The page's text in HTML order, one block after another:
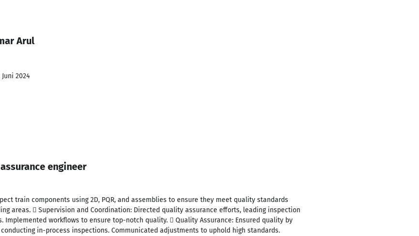
Arul
2024
engineer
train components using 2D, PQR, and assemblies to ensure they meet quality standards
areas.  Supervision and Coordination: Directed quality assurance efforts, leading inspection
Implemented workflows to ensure top-notch quality.  Quality Assurance: Ensured quality by
in-process inspections. Communicated adjustments to uphold high standards.